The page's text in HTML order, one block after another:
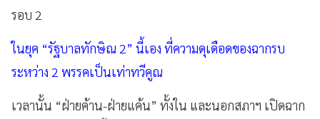
รอบ 2
ในยุค “รัฐบาลทักษิณ 2” นี้เอง ที่ความดุเดือดของฉากรบ
ระหว่าง 2 พรรคเป็นเท่าทวีคูณ
เวลานั้น “ฝ่ายค้าน-ฝ่ายแค้น” ทั้งใน และนอกสภาฯ เปิดฉาก